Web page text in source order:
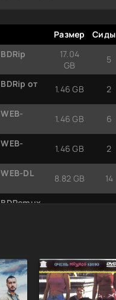
Размер Сиды
17.04
GB
5
от
1.46 GB 2
1.46 GB 6
1.46 GB 2
DL
8.82 GB 14
DL